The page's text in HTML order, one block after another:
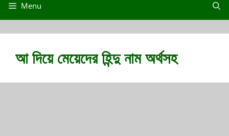
Menu
আ দিয়ে মেয়েদের হিন্দু নাম অর্থসহ